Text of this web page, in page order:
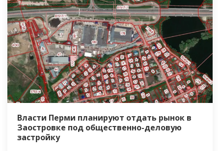
Власти Перми планируют отдать рынок в
Заостровке под общественно-деловую
застройку